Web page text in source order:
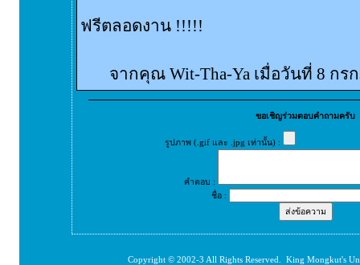
ฟรีตลอดงาน !!!!!
จากคุณ Wit-Tha-Ya เมื่อวันที่ 8 กร
ขอเชิญร่วมตอบคำถามครับ
รูปภาพ (.gif และ .jpg เท่านั้น) :
คำตอบ :
ชื่อ :
Copyright © 2002-3 All Rights Reserved. King Mongkut's